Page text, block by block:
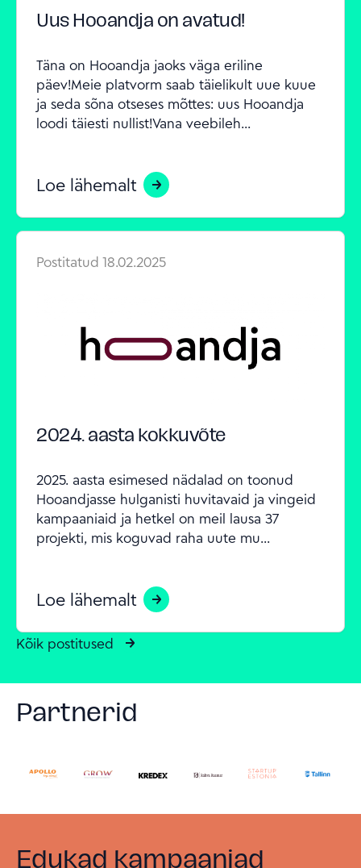
Uus Hooandja on avatud!
Täna on Hooandja jaoks väga eriline
päev!Meie platvorm saab täielikult uue kuue
ja seda sõna otseses mõttes: uus Hooandja
loodi täiesti nullist!Vana veebileh...
Loe lähemalt
Postitatud 18.02.2025
2024. aasta kokkuvõte
2025. aasta esimesed nädalad on toonud
Hooandjasse hulganisti huvitavaid ja vingeid
kampaaniaid ja hetkel on meil lausa 37
projekti, mis koguvad raha uute mu...
Loe lähemalt
Kõik postitused
Partnerid